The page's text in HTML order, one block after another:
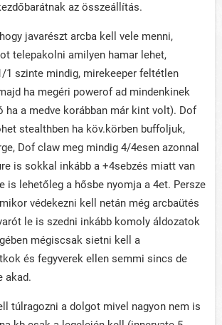
az összeállítás.
javarészt arcba kell vele menni,
telepakolni amilyen hamar lehet,
1 szinte mindig, mirekeeper feltétlen
ha megéri powerof ad mindenkinek
ha a medve korábban már kint volt). Dof
stealthben ha köv.körben buffoljuk,
Dof claw meg mindig 4/4esen azonnal
is sokkal inkább a +4sebzés miatt van
is lehetőleg a hősbe nyomja a 4et. Persze
védekezni kell netán még arcbaütés
le is szedni inkább komoly áldozatok
mégiscsak sietni kell a
és fegyverek ellen semmi sincs de
akad.
túlragozni a dolgot mivel nagyon nem is